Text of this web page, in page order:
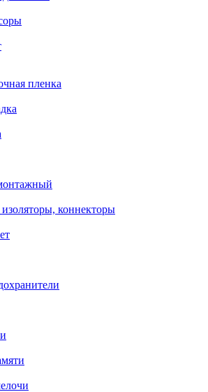
пленка
коннекторы